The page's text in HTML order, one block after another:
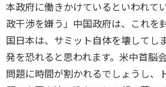
本政府に働きかけているといわれて
政干渉を嫌う」中国政府は、これを
国日本は、サミット自体を壊してし
発を恐れると思われます。米中首脳
問題に時間が割かれるでしょうし、